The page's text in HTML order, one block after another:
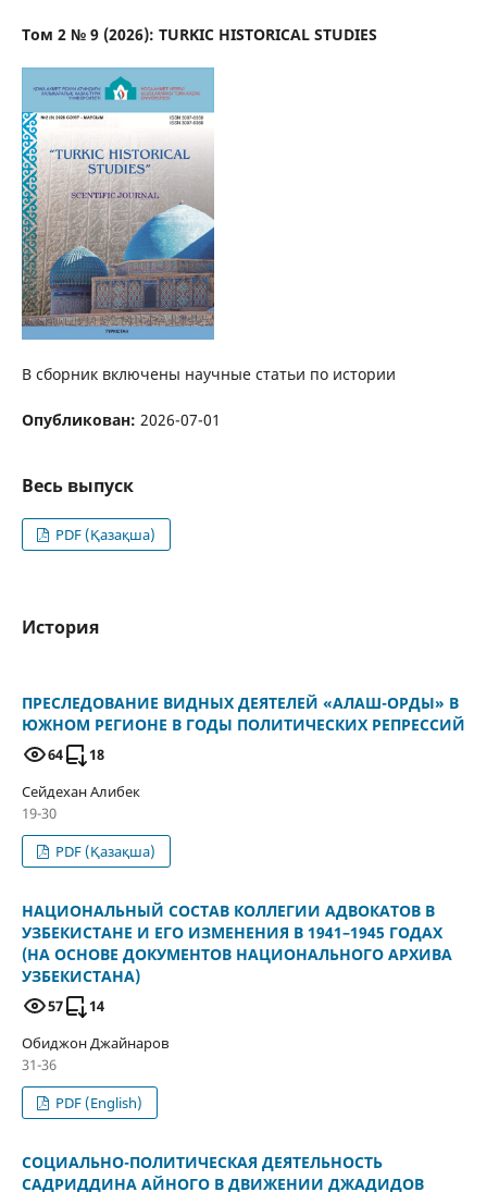
Том 2 № 9 (2026): TURKIC HISTORICAL STUDIES
В сборник включены научные статьи по истории
Опубликован: 2026-07-01
Весь выпуск
PDF (Қазақша)
История
ПРЕСЛЕДОВАНИЕ ВИДНЫХ ДЕЯТЕЛЕЙ «АЛАШ-ОРДЫ» В
ЮЖНОМ РЕГИОНЕ В ГОДЫ ПОЛИТИЧЕСКИХ РЕПРЕССИЙ
64
18
Сейдехан Алибек
19-30
PDF (Қазақша)
НАЦИОНАЛЬНЫЙ СОСТАВ КОЛЛЕГИИ АДВОКАТОВ В
УЗБЕКИСТАНЕ И ЕГО ИЗМЕНЕНИЯ В 1941–1945 ГОДАХ
(НА ОСНОВЕ ДОКУМЕНТОВ НАЦИОНАЛЬНОГО АРХИВА
УЗБЕКИСТАНА)
57
14
Обиджон Джайнаров
31-36
PDF (English)
СОЦИАЛЬНО-ПОЛИТИЧЕСКАЯ ДЕЯТЕЛЬНОСТЬ
САДРИДДИНА АЙНОГО В ДВИЖЕНИИ ДЖАДИДОВ